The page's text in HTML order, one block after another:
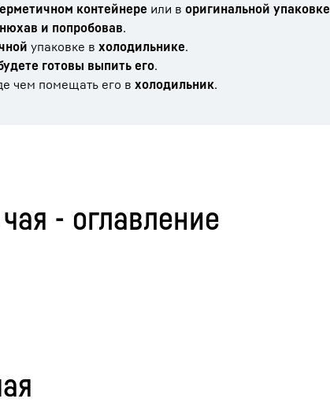
контейнере или в оригинальной упаковке
и попробовав.
упаковке в холодильнике.
готовы выпить его.
чем помещать его в холодильник.
- оглавление